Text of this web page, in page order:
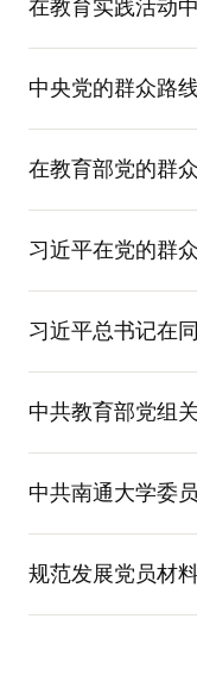
在教育实践活动
中央党的群众路
在教育部党的群
习近平在党的